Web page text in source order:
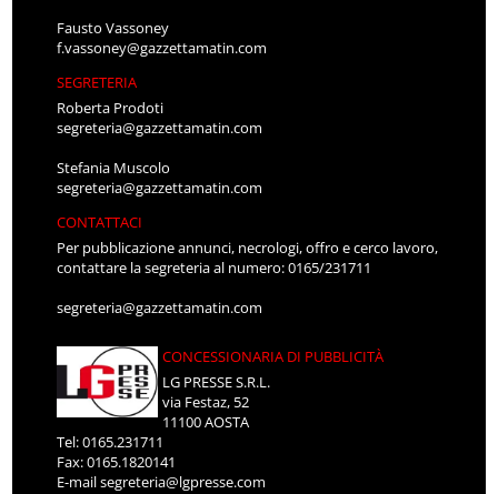
Fausto Vassoney
f.vassoney@gazzettamatin.com
SEGRETERIA
Roberta Prodoti
segreteria@gazzettamatin.com
Stefania Muscolo
segreteria@gazzettamatin.com
CONTATTACI
Per pubblicazione annunci, necrologi, offro e cerco lavoro,
contattare la segreteria al numero: 0165/231711
segreteria@gazzettamatin.com
CONCESSIONARIA DI PUBBLICITÀ
LG PRESSE S.R.L.
via Festaz, 52
11100 AOSTA
Tel: 0165.231711
Fax: 0165.1820141
E-mailsegreteria@lgpresse.com